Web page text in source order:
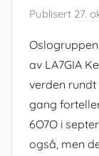
Publisert 27.
av LA7GIA
verden
gang
6O7O i
også, men